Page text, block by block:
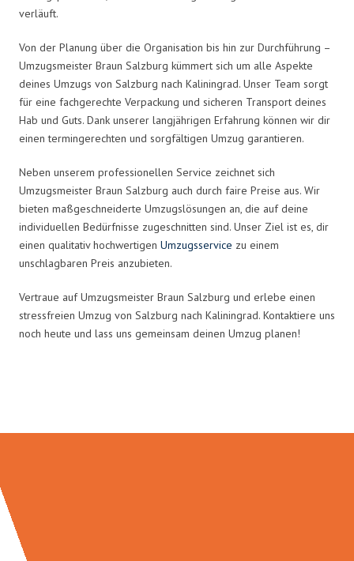
verläuft.
Von der Planung über die Organisation bis hin zur Durchführung –
Umzugsmeister Braun Salzburg kümmert sich um alle Aspekte
deines Umzugs von Salzburg nach Kaliningrad. Unser Team sorgt
für eine fachgerechte Verpackung und sicheren Transport deines
Hab und Guts. Dank unserer langjährigen Erfahrung können wir dir
einen termingerechten und sorgfältigen Umzug garantieren.
Neben unserem professionellen Service zeichnet sich
Umzugsmeister Braun Salzburg auch durch faire Preise aus. Wir
bieten maßgeschneiderte Umzugslösungen an, die auf deine
individuellen Bedürfnisse zugeschnitten sind. Unser Ziel ist es, dir
einen qualitativ hochwertigen Umzugsservice zu einem
unschlagbaren Preis anzubieten.
Vertraue auf Umzugsmeister Braun Salzburg und erlebe einen
stressfreien Umzug von Salzburg nach Kaliningrad. Kontaktiere uns
noch heute und lass uns gemeinsam deinen Umzug planen!